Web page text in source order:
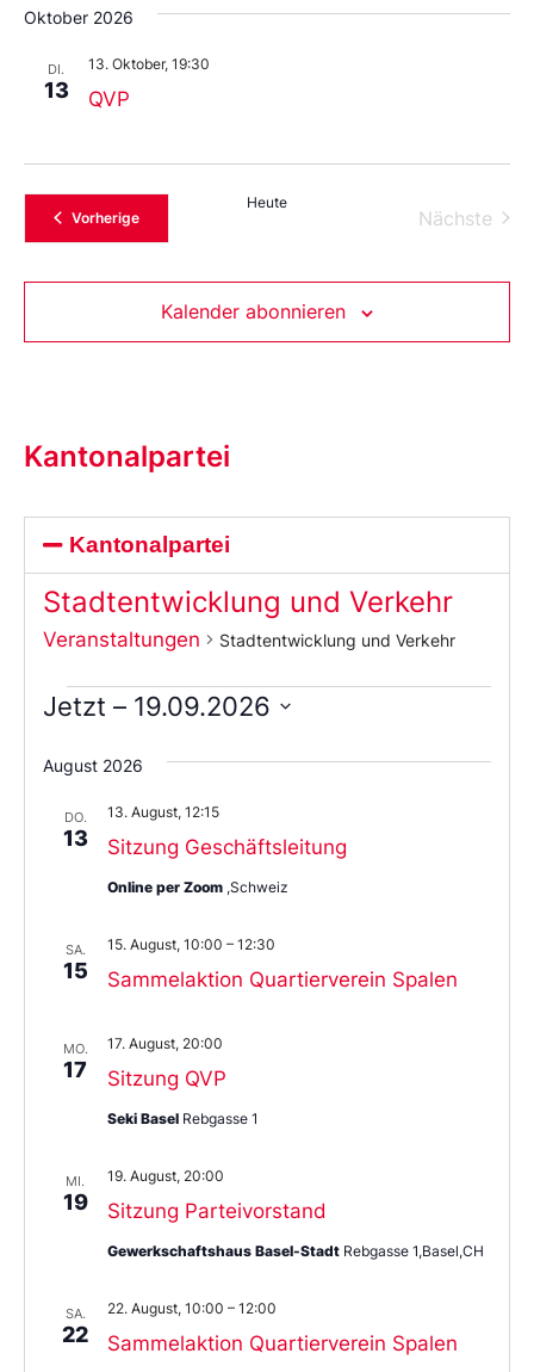
Oktober 2026
DI.
13 QVP
13. Oktober, 19:30
VorherigeVeranstaltungen
Heute
Nächste
Kalender abonnieren
Kantonalpartei
Kantonalpartei
Stadtentwicklung und Verkehr
Veranstaltungen Stadtentwicklung und Verkehr
Jetzt – 19.09.2026
Sie
das
aus.
August 2026
DO.
13 Sitzung Geschäftsleitung
13. August, 12:15
Online per Zoom ,Schweiz
SA.
15 Sammelaktion Quartierverein Spalen
15. August, 10:00 – 12:30
MO.
17 Sitzung QVP
17. August, 20:00
Seki Basel Rebgasse 1
MI.
19 Sitzung Parteivorstand
19. August, 20:00
Gewerkschaftshaus Basel-Stadt Rebgasse 1,Basel,CH
SA.
22 Sammelaktion Quartierverein Spalen
22. August, 10:00 – 12:00